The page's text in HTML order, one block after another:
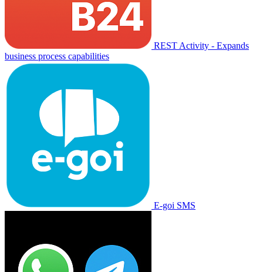
REST Activity - Expands
business process capabilities
E-goi SMS